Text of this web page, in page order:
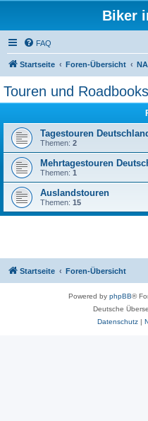
Biker
FAQ
Startseite Foren-Übersicht
Touren und Roadbooks
Tagestouren
Themen: 2
Mehrtagestouren
Themen: 1
Auslandstouren
Themen: 15
Startseite Foren-Übersicht
Powered by phpBB®
Deutsche
Datenschutz|